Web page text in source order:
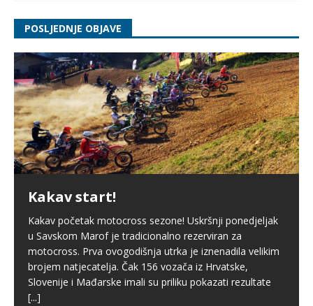
POSLJEDNJE OBJAVE
Kakav start!
Kakav početak motocross sezone! Uskršnji ponedjeljak
u Savskom Marof je tradicionalno rezerviran za
motocross. Prva ovogodišnja utrka je iznenadila velikim
brojem natjecatelja. Čak 156 vozača iz Hrvatske,
Slovenije i Mađarske imali su priliku pokazati rezultate
[...]